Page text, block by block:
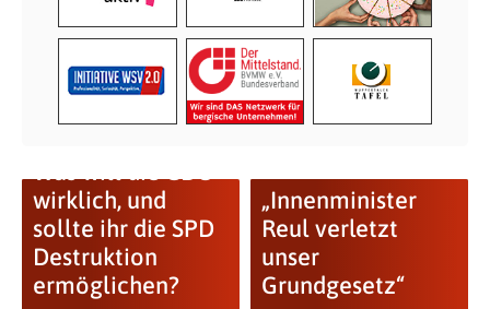
wirklich, und
sollte ihr die SPD
Destruktion
ermöglichen?
„Innenminister
Reul verletzt
unser
Grundgesetz“